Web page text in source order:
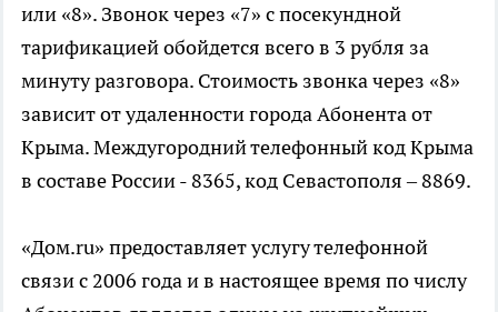
или «8». Звонок через «7» с посекундной
тарификацией обойдется всего в 3 рубля за
минуту разговора. Стоимость звонка через «8»
зависит от удаленности города Абонента от
Крыма. Междугородний телефонный код Крыма
в составе России - 8365, код Севастополя – 8869.
«Дом.ru» предоставляет услугу телефонной
связи с 2006 года и в настоящее время по числу